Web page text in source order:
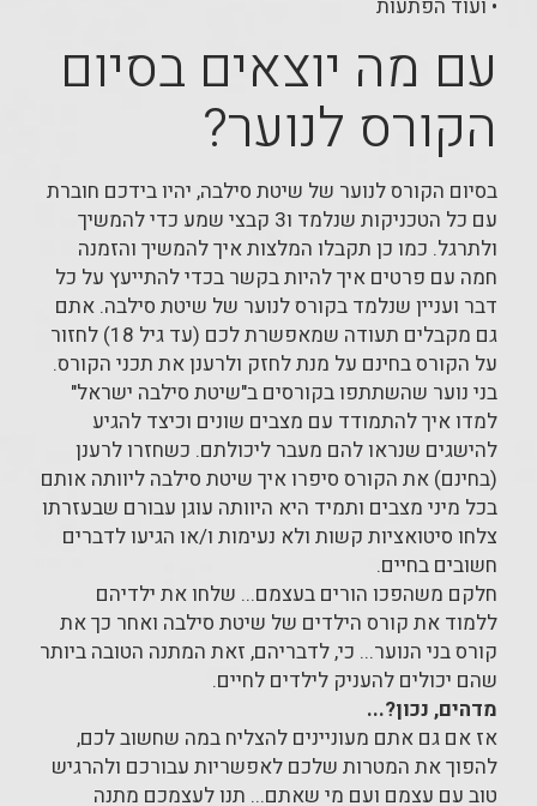
• ועוד הפתעות
עם מה יוצאים בסיום
הקורס לנוער?
בסיום הקורס לנוער של שיטת סילבה, יהיו בידכם חוברת
עם כל הטכניקות שנלמד ו3 קבצי שמע כדי להמשיך
ולתרגל. כמו כן תקבלו המלצות איך להמשיך והזמנה
חמה עם פרטים איך להיות בקשר בכדי להתייעץ על כל
דבר ועניין שנלמד בקורס לנוער של שיטת סילבה. אתם
גם מקבלים תעודה שמאפשרת לכם (עד גיל 18) לחזור
על הקורס בחינם על מנת לחזק ולרענן את תכני הקורס.
בני נוער שהשתתפו בקורסים ב"שיטת סילבה ישראל"
למדו איך להתמודד עם מצבים שונים וכיצד להגיע
להישגים שנראו להם מעבר ליכולתם. כשחזרו לרענן
(בחינם) את הקורס סיפרו איך שיטת סילבה ליוותה אותם
בכל מיני מצבים ותמיד היא היוותה עוגן עבורם שבעזרתו
צלחו סיטואציות קשות ולא נעימות ו/או הגיעו לדברים
חשובים בחיים.
חלקם משהפכו הורים בעצמם... שלחו את ילדיהם
ללמוד את קורס הילדים של שיטת סילבה ואחר כך את
קורס בני הנוער... כי, לדבריהם, זאת המתנה הטובה ביותר
שהם יכולים להעניק לילדים לחיים.
מדהים, נכון?...
אז אם גם אתם מעוניינים להצליח במה שחשוב לכם,
להפוך את המטרות שלכם לאפשריות עבורכם ולהרגיש
טוב עם עצמם ועם מי שאתם... תנו לעצמכם מתנה